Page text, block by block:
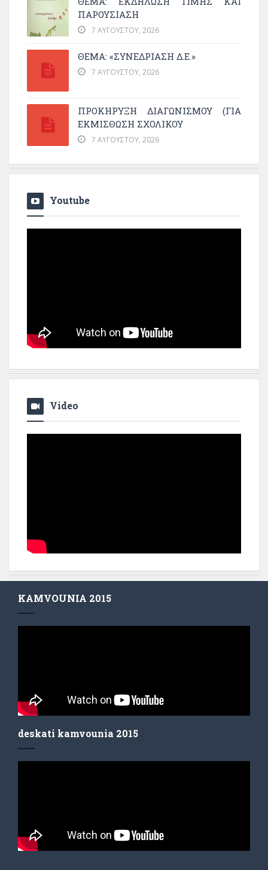
ΠΑΡΟΥΣΊΑΣΗ
7 ΑΥΓΟΎΣΤΟΥ, 2026
ΘΕΜΑ: «ΣΥΝΕΔΡΊΑΣΗ Δ.Ε.»
7 ΑΥΓΟΎΣΤΟΥ, 2026
ΠΡΟΚΗΡΥΞΗ ΔΙΑΓΩΝΙΣΜΟΥ (ΓΙΑ
ΕΚΜΊΣΘΩΣΗ ΣΧΟΛΙΚΟΎ
7 ΑΥΓΟΎΣΤΟΥ, 2026
Youtube
Video
KAMVOUNIA 2015
deskati kamvounia 2015